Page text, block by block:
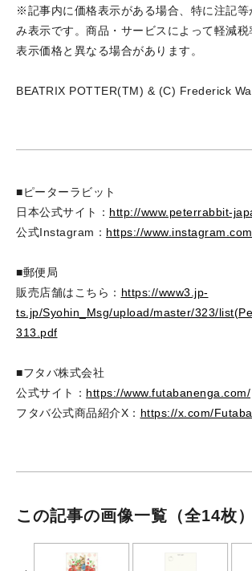
※記事内に価格表示がある場合、特に注記等
み表示です。商品・サービスによって軽減税
表示価格と異なる場合があります。
BEATRIX POTTER(TM) & (C) Frederick
■ピーターラビット
日本公式サイト： http://www.peterrabbit-
公式Instagram： https://
■郵便局
販売店舗はこちら： https://www3.jp-
ts.jp/Syohin_Msg/upload/master/323/
313.pdf
■フタバ株式会社
公式サイト： https://www.futabanenga.com/
フタバ公式商品紹介X： https://x.com/
この記事の画像一覧 （全14枚）